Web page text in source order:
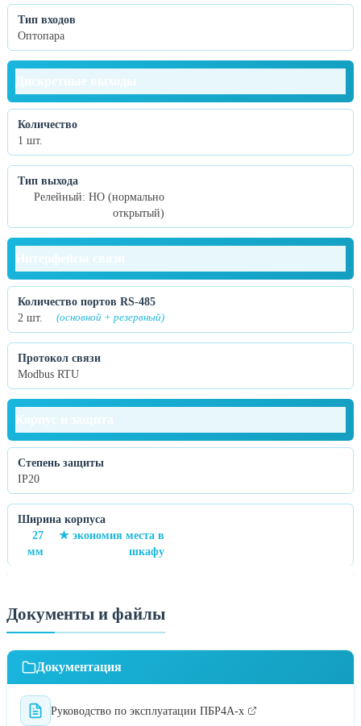
Тип входов
Оптопара
Количество
1 шт.
Тип выхода
Релейный: НО (нормально
открытый)
Количество портов RS-485
2 шт.
(основной + резервный)
Протокол связи
Modbus RTU
Степень защиты
IP20
Ширина корпуса
27
мм
★ экономия места в
шкафу
Документы и файлы
Документация
Руководство по эксплуатации ПБР4А-х